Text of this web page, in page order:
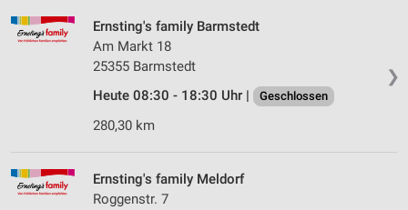
❯
Ernsting's family Barmstedt
Am Markt 18
25355 Barmstedt
Heute 08:30 - 18:30 Uhr |
Geschlossen
280,30 km
Ernsting's family Meldorf
Roggenstr. 7